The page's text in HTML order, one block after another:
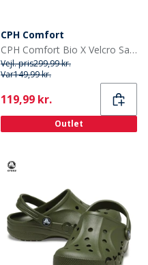
CPH Comfort
CPH Comfort Bio X Velcro Sandaler Sort
Vejl. pris299,99 kr.
Var149,99 kr.
Current
119,99 kr.
Outlet